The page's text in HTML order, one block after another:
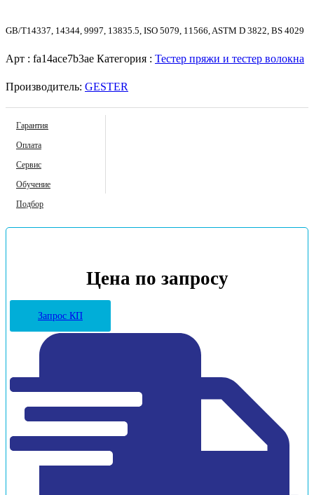
GB/T14337, 14344, 9997, 13835.5, ISO 5079, 11566, ASTM D 3822, BS 4029
Арт : fa14ace7b3ae Категория : Тестер пряжи и тестер волокна
Производитель: GESTER
Гарантия
Оплата
Сервис
Обучение
Подбор
Цена по запросу
Запрос КП